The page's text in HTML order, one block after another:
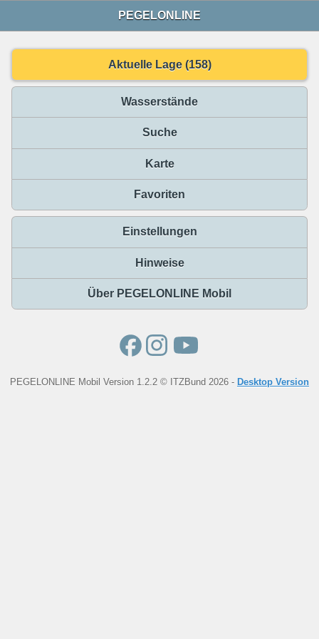
PEGELONLINE
Aktuelle Lage (158)
Wasserstände
Suche
Karte
Favoriten
Einstellungen
Hinweise
Über PEGELONLINE Mobil
PEGELONLINE Mobil Version 1.2.2 © ITZBund 2026 - Desktop Version